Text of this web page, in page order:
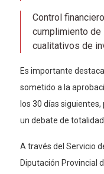
Control
cumplimiento
cualitativos de
Es importante
sometido a la
los 30 días
un debate de totalidad.
A través del Servicio
Diputación Provincial